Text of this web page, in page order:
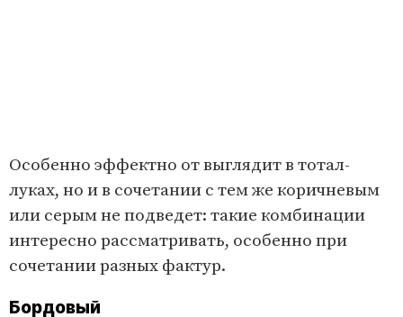
Особенно эффектно от выглядит в тотал-
луках, но и в сочетании с тем же коричневым
или серым не подведет: такие комбинации
интересно рассматривать, особенно при
сочетании разных фактур.
Бордовый